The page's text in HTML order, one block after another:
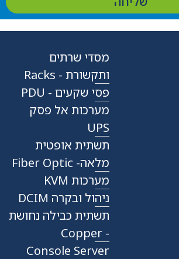
מסדי שרתים
ותקשורת - Racks
פסי שקעים - PDU
מערכות אל פסק
UPS
תשתית אופטית
מלאה- Fiber Optic
מערכות KVM
ניהול ובקרה DCIM
תשתית כבילה נחושת
- Copper
Console Server